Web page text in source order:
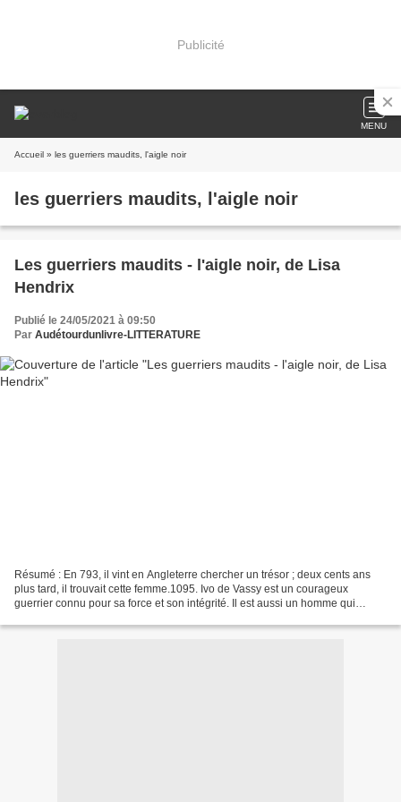
Publicité
MENU
Accueil » les guerriers maudits, l'aigle noir
les guerriers maudits, l'aigle noir
Les guerriers maudits - l'aigle noir, de Lisa
Hendrix
Publié le 24/05/2021 à 09:50
Par Audétourdunlivre-LITTERATURE
Résumé : En 793, il vint en Angleterre chercher un trésor ; deux cents ans
plus tard, il trouvait cette femme.1095. Ivo de Vassy est un courageux
guerrier connu pour sa force et son intégrité. Il est aussi un homme qui